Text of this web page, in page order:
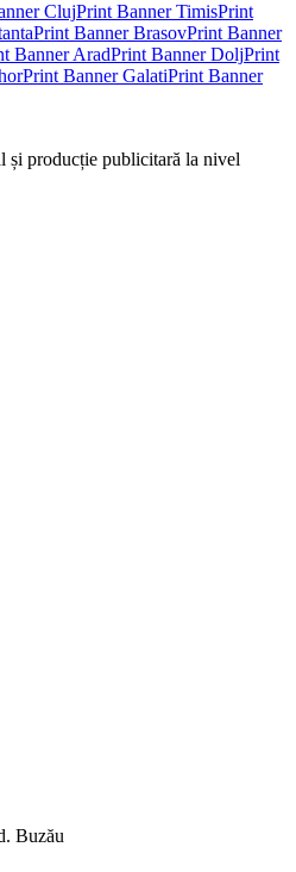
ClujPrint BannerTimisPrint
Print BannerBrasovPrint Banner
BannerAradPrint BannerDoljPrint
Print BannerGalatiPrint Banner
și producție publicitară la nivel
Buzău